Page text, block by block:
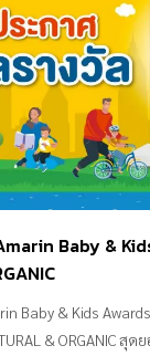
Baby &
Baby & Kids
& ORGANIC